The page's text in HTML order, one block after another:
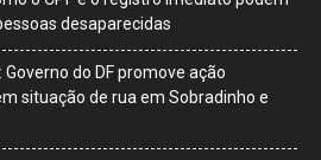
desaparecidas
do DF promove ação
situação de rua em Sobradinho e